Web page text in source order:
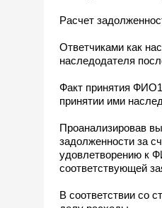
Расчет
Ответчиками как
наследодателя
Факт принятия
принятии ими
Проанализировав
задолженности за
удовлетворению к
соответствующей
В соответствии со